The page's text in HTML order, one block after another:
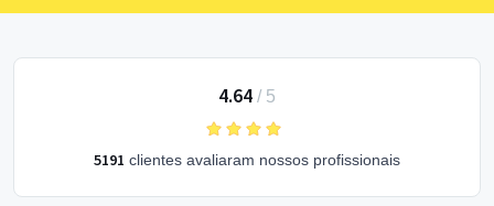
4.64 / 5
5191 clientes avaliaram nossos profissionais